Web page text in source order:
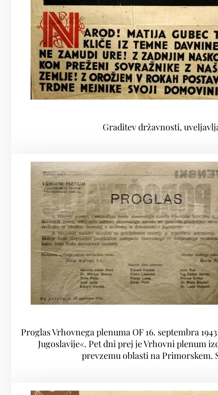
Graditev državnosti,
Proglas Vrhovnega plenuma OF 16. septembra
Jugoslavije«. Pet dni prej je Vrhovni plenum
prevzemu oblasti na Primorskem.